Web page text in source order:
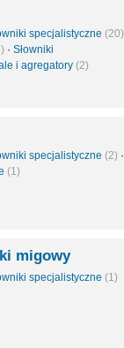
specjalistyczne (20)
· Słowniki
i agregatory (2)
specjalistyczne (2) ·
(1)
migowy
specjalistyczne (1)